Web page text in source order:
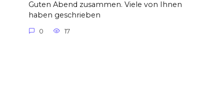
Guten Abend zusammen. Viele von Ihnen
haben geschrieben
0 17